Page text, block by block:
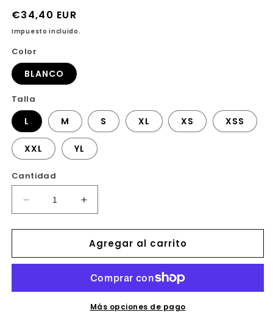
Precio
habitual
€34,40 EUR
Impuesto incluido.
Color
BLANCO
Talla
L M S XL XS XSS
XXL YL
Cantidad
Reducir
cantidad
para
COCINA
VELCRO
Aumentar
cantidad
para
CHAQUETA
COCINA
M/L
VELCRO
Agregar al carrito
Más opciones de pago